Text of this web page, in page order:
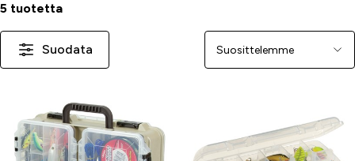
5 tuotetta
Suodata Järjestä